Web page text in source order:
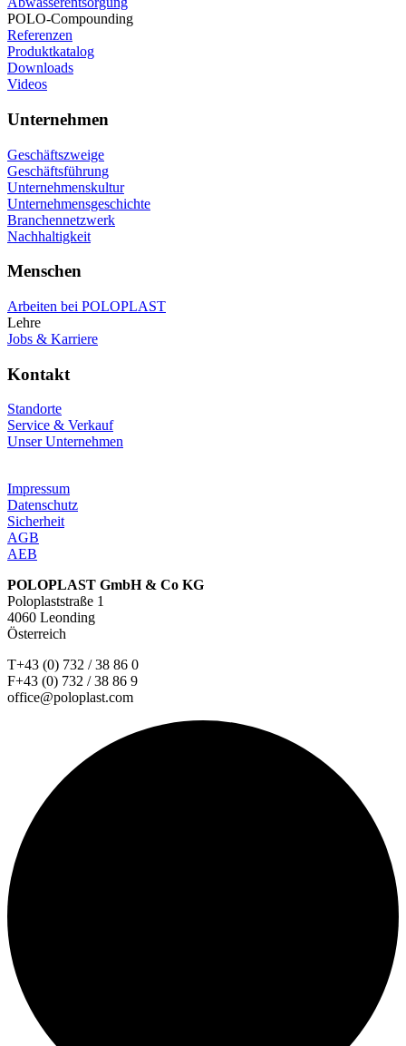
POLO-Compounding
Referenzen
Produktkatalog
Downloads
Videos
Unternehmen
Geschäftszweige
Geschäftsführung
Unternehmenskultur
Unternehmensgeschichte
Branchennetzwerk
Nachhaltigkeit
Menschen
Arbeiten bei POLOPLAST
Lehre
Jobs & Karriere
Kontakt
Standorte
Service & Verkauf
Unser Unternehmen
Impressum
Datenschutz
Sicherheit
AGB
AEB
POLOPLAST GmbH & Co KG
Poloplaststraße 1
4060 Leonding
Österreich
T+43 (0) 732 / 38 86 0
F+43 (0) 732 / 38 86 9
office@poloplast.com